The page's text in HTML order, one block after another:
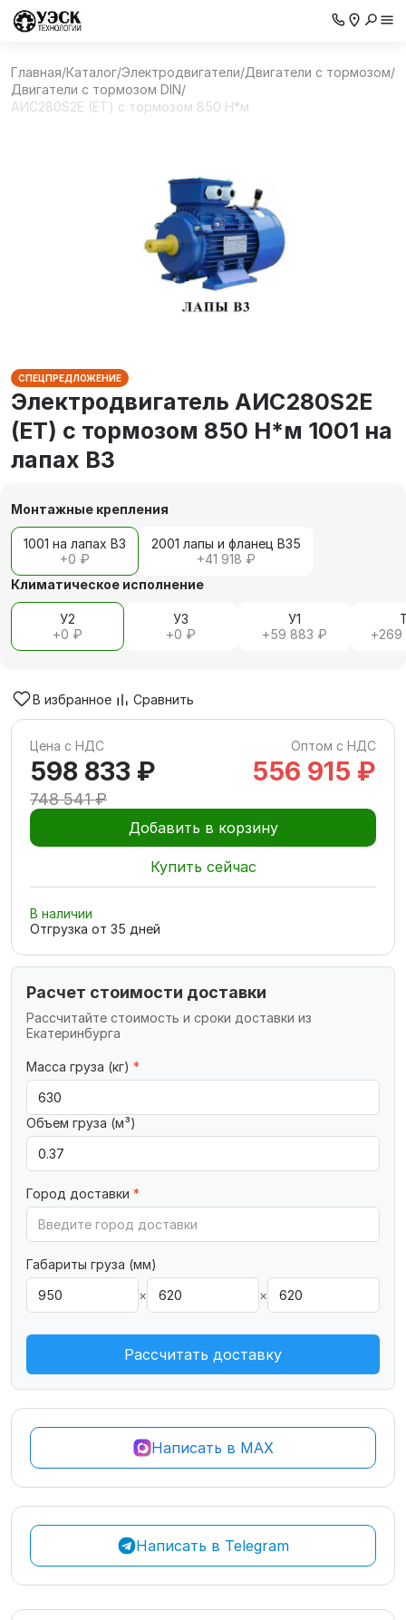
Главная/Каталог/Электродвигатели/Двигатели с тормозом/
Двигатели с тормозом DIN/
AИC280S2Е (ET) с тормозом 850 Н*м
СПЕЦПРЕДЛОЖЕНИЕ
Электродвигатель AИC280S2Е
(ET) с тормозом 850 Н*м 1001 на
лапах В3
Монтажные крепления
1001 на лапах В3
+0 ₽
2001 лапы и фланец В35
+41 918 ₽
Климатическое исполнение
У2
+0 ₽
У3
+0 ₽
У1
+59 883 ₽
+
В избранное Сравнить
Цена с НДС Оптом с НДС
598 833 ₽
748 541 ₽
556 915 ₽
Добавить в корзину
Купить сейчас
В наличии
Отгрузка от 35 дней
Расчет стоимости доставки
Рассчитайте стоимость и сроки доставки из
Екатеринбурга
Масса груза (кг) *
Объем груза (м³)
Город доставки *
Габариты груза (мм)
×
×
Рассчитать доставку
Написать в MAX
Написать в Telegram